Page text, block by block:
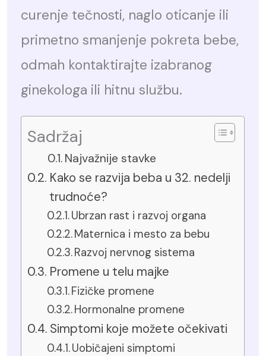
curenje tečnosti, naglo oticanje ili
primetno smanjenje pokreta bebe,
odmah kontaktirajte izabranog
ginekologa ili hitnu službu.
Sadržaj
Najvažnije stavke
Kako se razvija beba u 32. nedelji
trudnoće?
Ubrzan rast i razvoj organa
Maternica i mesto za bebu
Razvoj nervnog sistema
Promene u telu majke
Fizičke promene
Hormonalne promene
Simptomi koje možete očekivati
Uobičajeni simptomi